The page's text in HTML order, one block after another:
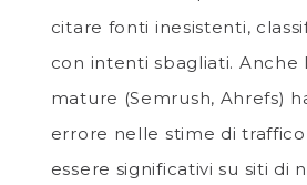
citare fonti inesistenti,
con intenti sbagliati. Anche
mature (Semrush, Ahrefs)
errore nelle stime di
essere significativi su siti di